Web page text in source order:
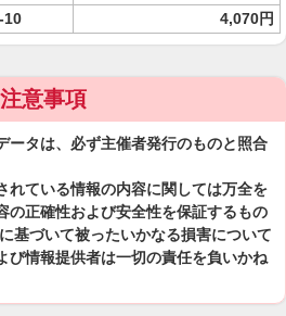
10 4,070円
注意事項
ータは、必ず主催者発行のものと照合
れている情報の内容に関しては万全を
の正確性および安全性を保証するもの
基づいて被ったいかなる損害について
び情報提供者は一切の責任を負いかね